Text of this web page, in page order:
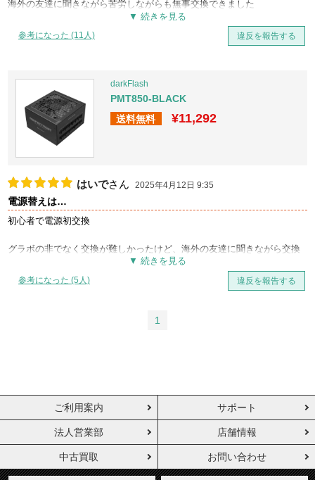
海外の友達に聞きながら苦労しながらも無事交換できました
UWQHDでFPS出るようになって良かった
参考になった (11人) 違反を報告する
darkFlash
PMT850-BLACK
送料無料
¥11,292
はいでさん 2025年4月12日 9:35
電源替えは…
初心者で電源初交換
グラボの非でなく交換が難しかったけど、海外の友達に聞きながら交換
参考になった (5人) 違反を報告する
1
ご利用案内 サポート
法人営業部 店舗情報
中古買取 お問い合わせ